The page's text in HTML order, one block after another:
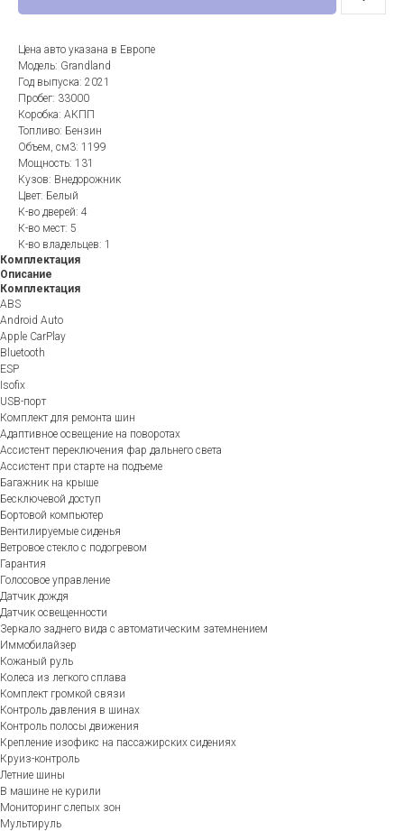
Цена авто указана в Европе
Модель: Grandland
Год выпуска: 2021
Пробег: 33000
Коробка: АКПП
Топливо: Бензин
Объем, см3: 1199
Мощность: 131
Кузов: Внедорожник
Цвет: Белый
К-во дверей: 4
К-во мест: 5
К-во владельцев: 1
Комплектация
Описание
Комплектация
ABS
Android Auto
Apple CarPlay
Bluetooth
ESP
Isofix
USB-порт
Комплект для ремонта шин
Адаптивное освещение на поворотах
Ассистент переключения фар дальнего света
Ассистент при старте на подъеме
Багажник на крыше
Бесключевой доступ
Бортовой компьютер
Вентилируемые сиденья
Ветровое стекло с подогревом
Гарантия
Голосовое управление
Датчик дождя
Датчик освещенности
Зеркало заднего вида с автоматическим затемнением
Иммобилайзер
Кожаный руль
Колеса из легкого сплава
Комплект громкой связи
Контроль давления в шинах
Контроль полосы движения
Крепление изофикс на пассажирских сидениях
Круиз-контроль
Летние шины
В машине не курили
Мониторинг слепых зон
Мультируль